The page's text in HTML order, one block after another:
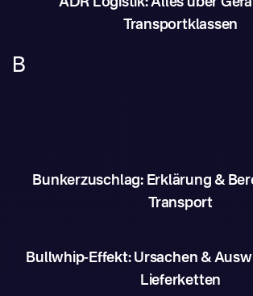
Transportklassen
B
Bunkerzuschlag: Erklärung &
Transport
Bullwhip-Effekt: Ursachen &
Lieferketten